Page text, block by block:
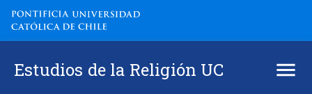
Estudios de la Religión UC